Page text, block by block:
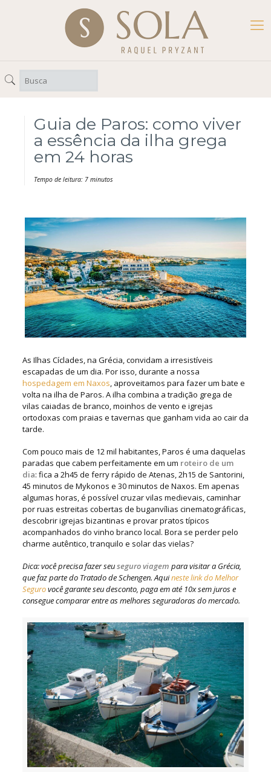
Guia de Paros: como viver
a essência da ilha grega
em 24 horas
Tempo de leitura: 7 minutos
As Ilhas Cíclades, na Grécia, convidam a irresistíveis
escapadas de um dia. Por isso, durante a nossa
hospedagem em Naxos, aproveitamos para fazer um bate e
volta na ilha de Paros. A ilha combina a tradição grega de
vilas caiadas de branco, moinhos de vento e igrejas
ortodoxas com praias e tavernas que ganham vida ao cair da
tarde.
Com pouco mais de 12 mil habitantes, Paros é uma daquelas
paradas que cabem perfeitamente em um roteiro de um
dia: fica a 2h45 de ferry rápido de Atenas, 2h15 de Santorini,
45 minutos de Mykonos e 30 minutos de Naxos. Em apenas
algumas horas, é possível cruzar vilas medievais, caminhar
por ruas estreitas cobertas de buganvílias cinematográficas,
descobrir igrejas bizantinas e provar pratos típicos
acompanhados do vinho branco local. Bora se perder pelo
charme autêntico, tranquilo e solar das vielas?
Dica: você precisa fazer seuseguro viagem para visitar a Grécia,
que faz parte do Tratado de Schengen. Aquineste link do Melhor
Segurovocê garante seu desconto, paga em até 10x sem juros e
consegue comparar entre as melhores seguradoras do mercado.